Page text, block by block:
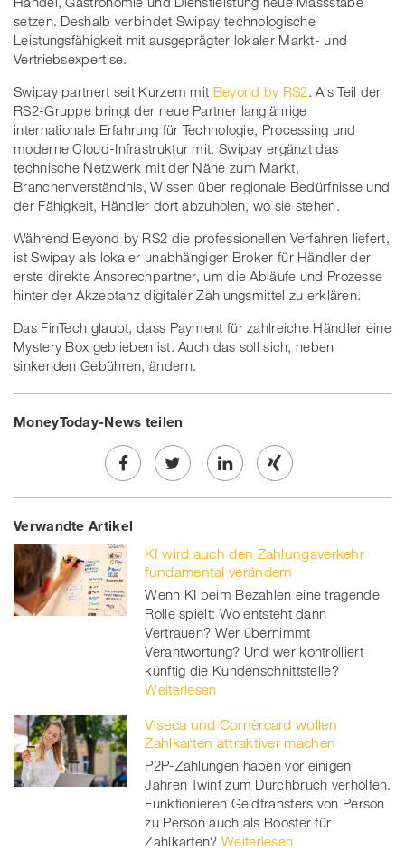
setzen. Deshalb verbindet Swipay technologische
Leistungsfähigkeit mit ausgeprägter lokaler Markt- und
Vertriebsexpertise.
Swipay partnert seit Kurzem mit Beyond by RS2. Als Teil der
RS2-Gruppe bringt der neue Partner langjährige
internationale Erfahrung für Technologie, Processing und
moderne Cloud-Infrastruktur mit. Swipay ergänzt das
technische Netzwerk mit der Nähe zum Markt,
Branchenverständnis, Wissen über regionale Bedürfnisse und
der Fähigkeit, Händler dort abzuholen, wo sie stehen.
Während Beyond by RS2 die professionellen Verfahren liefert,
ist Swipay als lokaler unabhängiger Broker für Händler der
erste direkte Ansprechpartner, um die Abläufe und Prozesse
hinter der Akzeptanz digitaler Zahlungsmittel zu erklären.
Das FinTech glaubt, dass Payment für zahlreiche Händler eine
Mystery Box geblieben ist. Auch das soll sich, neben
sinkenden Gebühren, ändern.
MoneyToday-News teilen
Share
on
Facebook
Twe
on
twitt
er
Share
linkedin
Share
Xing
Verwandte Artikel
KI wird auch den Zahlungsverkehr
fundamental verändern
Wenn KI beim Bezahlen eine tragende
Rolle spielt: Wo entsteht dann
Vertrauen? Wer übernimmt
Verantwortung? Und wer kontrolliert
künftig die Kundenschnittstelle?
Weiterlesen
Viseca und Cornèrcard wollen
Zahlkarten attraktiver machen
P2P-Zahlungen haben vor einigen
Jahren Twint zum Durchbruch verholfen.
Funktionieren Geldtransfers von Person
zu Person auch als Booster für
Zahlkarten? Weiterlesen